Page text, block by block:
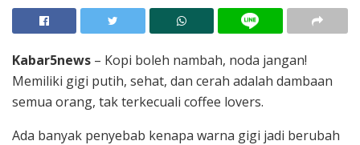
Kabar5news – Kopi boleh nambah, noda jangan!
Memiliki gigi putih, sehat, dan cerah adalah dambaan
semua orang, tak terkecuali coffee lovers.
Ada banyak penyebab kenapa warna gigi jadi berubah